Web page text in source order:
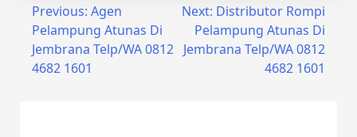
Post
navigation
Previous: Agen
Pelampung Atunas Di
Jembrana Telp/WA 0812
4682 1601
Next: Distributor Rompi
Pelampung Atunas Di
Jembrana Telp/WA 0812
4682 1601